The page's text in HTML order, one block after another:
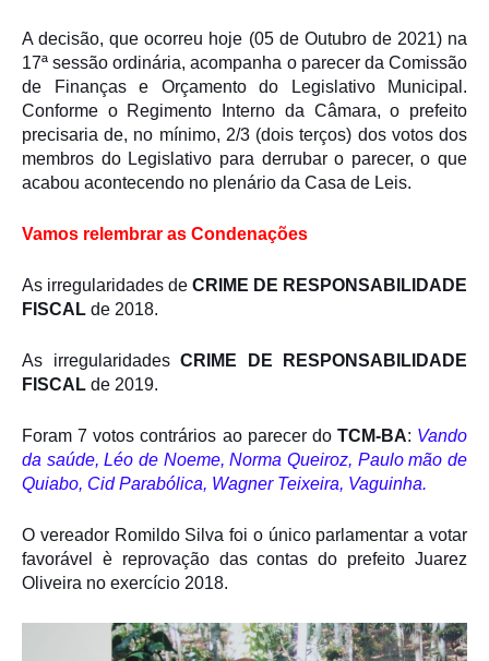
A decisão, que ocorreu hoje (05 de Outubro de 2021) na
17ª sessão ordinária, acompanha o parecer da Comissão
de Finanças e Orçamento do Legislativo Municipal.
Conforme o Regimento Interno da Câmara, o prefeito
precisaria de, no mínimo, 2/3 (dois terços) dos votos dos
membros do Legislativo para derrubar o parecer, o que
acabou acontecendo no plenário da Casa de Leis.
Vamos relembrar as Condenações
As irregularidades de CRIME DE RESPONSABILIDADE
FISCAL de 2018.
As irregularidades CRIME DE RESPONSABILIDADE
FISCAL de 2019.
Foram 7 votos contrários ao parecer do TCM-BA: Vando
da saúde, Léo de Noeme, Norma Queiroz, Paulo mão de
Quiabo, Cid Parabólica, Wagner Teixeira, Vaguinha.
O vereador Romildo Silva foi o único parlamentar a votar
favorável è reprovação das contas do prefeito Juarez
Oliveira no exercício 2018.